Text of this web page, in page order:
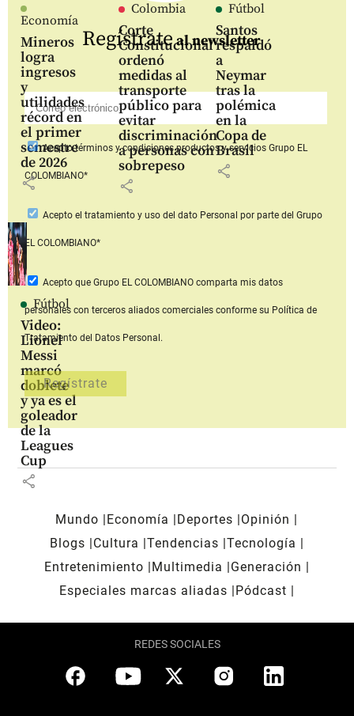
Economía
Mineros
logra
ingresos
y
utilidades
récord en
el primer
semestre
de 2026
share
Colombia
Corte
Constitucional
ordenó
medidas al
transporte
público para
evitar
discriminación
a personas con
sobrepeso
share
Fútbol
Santos
respaldó
a
Neymar
tras la
polémica
en la
Copa de
Brasil
share
Fútbol
Video:
Lionel
Messi
marcó
doblete
y ya es el
goleador
de la
Leagues
Cup
share
Regístrateal newsletter
Aceptotérminos y condiciones productos y serviciosGrupo EL
COLOMBIANO*
Acepto el tratamiento y uso del dato Personal por parte del Grupo
EL COLOMBIANO*
Acepto que Grupo EL COLOMBIANOcomparta mis datos
personales con terceros aliados comerciales conforme su Política de
Tratamiento del Datos Personal.
Mundo Economía Deportes
Opinión
Blogs
Cultura Tendencias Tecnología
Entretenimiento
Multimedia
Generación
Especiales marcas aliadas
Pódcast
REDES SOCIALES